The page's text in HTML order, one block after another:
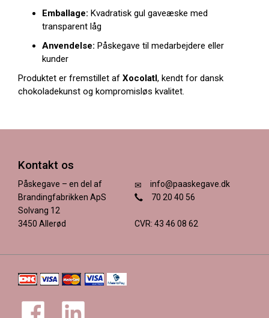
Emballage: Kvadratisk gul gaveæske med
transparent låg
Anvendelse: Påskegave til medarbejdere eller
kunder
Produktet er fremstillet af Xocolatl, kendt for dansk
chokoladekunst og kompromisløs kvalitet.
Kontakt os
Påskegave – en del af
Brandingfabrikken ApS
Solvang 12
3450 Allerød
info@paaskegave.dk
70 20 40 56
CVR: 43 46 08 62